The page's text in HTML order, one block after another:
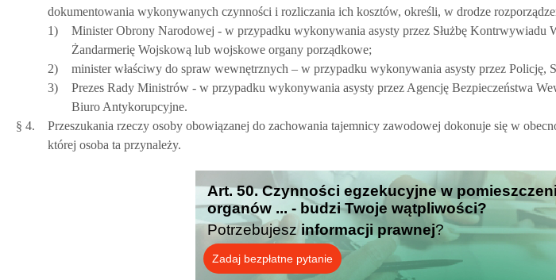
dokumentowania wykonywanych czynności i rozliczania ich kosztów, określi, w drodze
1)
Minister Obrony Narodowej - w przypadku wykonywania asysty przez Służbę Kontrwywiadu
Żandarmerię Wojskową lub wojskowe organy porządkowe;
2)
minister właściwy do spraw wewnętrznych – w przypadku wykonywania asysty przez Policję,
3)
Prezes Rady Ministrów - w przypadku wykonywania asysty przez Agencję Bezpieczeństwa
Biuro Antykorupcyjne.
§ 4.
Przeszukania rzeczy osoby obowiązanej do zachowania tajemnicy zawodowej dokonuje się w
której osoba ta przynależy.
Art. 50. Czynności egzekucyjne w
organów ... - budzi Twoje wątpliwości?
Potrzebujesz informacji prawnej?
Zadaj bezpłatne pytanie